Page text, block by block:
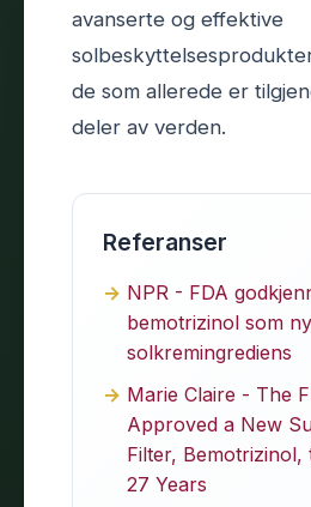
avanserte og effektive
de som allerede er
deler av verden.
Referanser
NPR - FDA
bemotrizinol som ny
solkremingrediens
Marie Claire - The
Approved a New
Filter, Bemotrizinol,
27 Years